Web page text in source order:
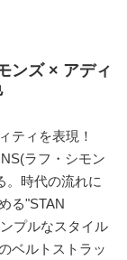
ンズ × アディ
ティを表現！
ラフ・シモン
。時代の流れに
る"STAN
プルなスタイル
ベルトストラッ